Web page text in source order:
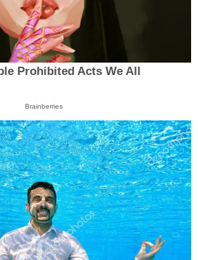
Prohibited Acts We All
Brainberries